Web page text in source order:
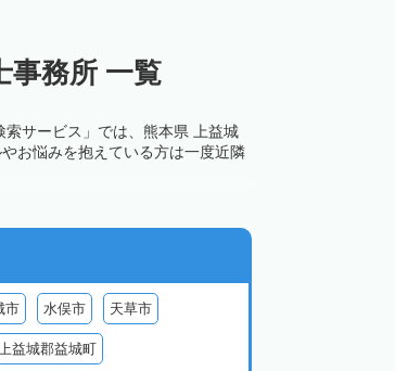
事務所 一覧
サービス」では、熊本県 上益城
お悩みを抱えている方は一度近隣
市 水俣市 天草市
益城郡益城町